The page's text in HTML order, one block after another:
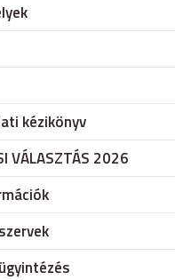
kézikönyv
VÁLASZTÁS 2026